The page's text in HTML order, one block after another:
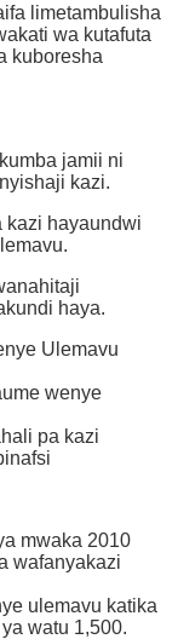
limetambulisha
wa kutafuta
kuboresha
jamii ni
kazi.
kazi hayaundwi
haya.
Ulemavu
wenye
pa kazi
mwaka 2010
wafanyakazi
ulemavu katika
watu 1,500.